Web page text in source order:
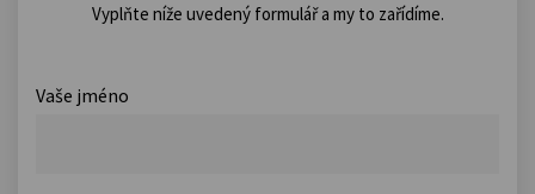
Vyplňte níže uvedený formulář a my to zařídíme.
Vaše jméno